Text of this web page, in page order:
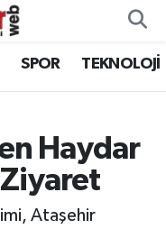
SPOR TEKNOLOJİ
Haydar
Ziyaret
Ataşehir